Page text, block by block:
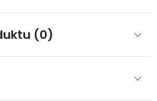
(0)